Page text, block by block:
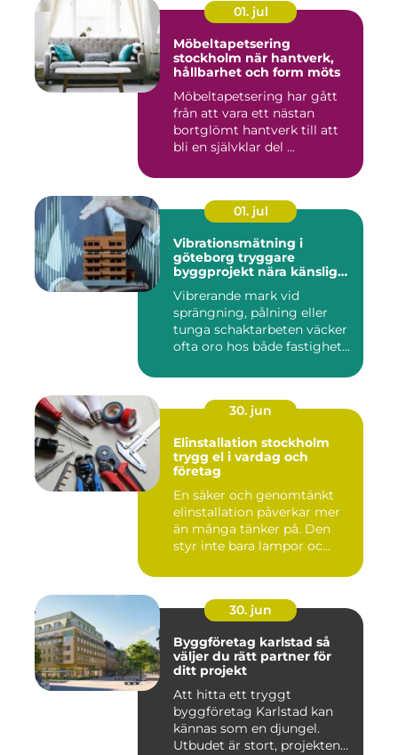
01. jul
Möbeltapetsering
stockholm när hantverk,
hållbarhet och form möts
Möbeltapetsering har gått
från att vara ett nästan
bortglömt hantverk till att
bli en självklar del ...
01. jul
Vibrationsmätning i
göteborg tryggare
byggprojekt nära känsliga
Vibrerande mark vid
sprängning, pålning eller
tunga schaktarbeten väcker
ofta oro hos både fastighet...
30. jun
Elinstallation stockholm
trygg el i vardag och
företag
En säker och genomtänkt
elinstallation påverkar mer
än många tänker på. Den
styr inte bara lampor oc...
30. jun
Byggföretag karlstad så
väljer du rätt partner för
ditt projekt
Att hitta ett tryggt
byggföretag Karlstad kan
kännas som en djungel.
Utbudet är stort, projekten